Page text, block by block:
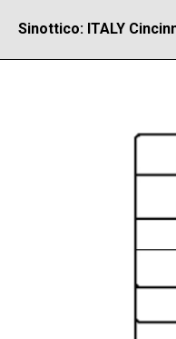
Sinottico: ITALY